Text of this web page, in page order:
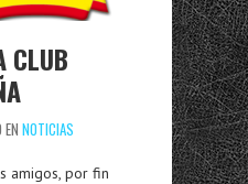
CLUB
NOTICIAS
amigos, por fin